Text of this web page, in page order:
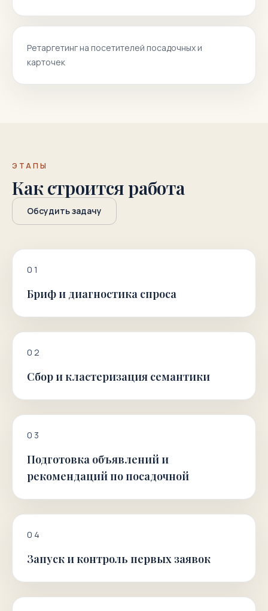
Ретаргетинг на посетителей посадочных и
карточек
ЭТАПЫ
Как строится работа
Обсудить задачу
01
Бриф и диагностика спроса
02
Сбор и кластеризация семантики
0 3
Подготовка объявлений и
рекомендаций по посадочной
0 4
Запуск и контроль первых заявок